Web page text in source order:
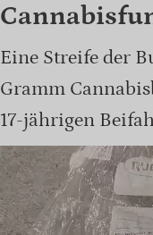
Eine Streife der
Gramm
17-jährigen